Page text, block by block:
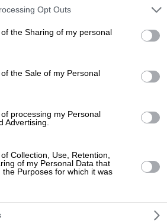
information including but not limited to
party tags to use your data for below
consent section.
Opt Outs
the Sharing of my personal
the Sale of my Personal
processing my Personal
Advertising.
Collection, Use, Retention,
of my Personal Data that
the Purposes for which it was
Psychologists